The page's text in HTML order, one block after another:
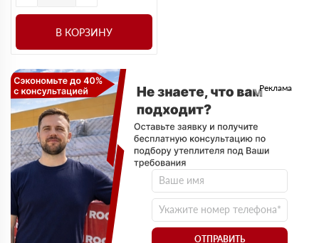
В КОРЗИНУ
Реклама
ОТПРАВИТЬ